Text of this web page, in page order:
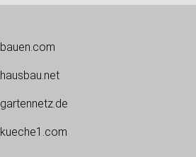
bauen.com
hausbau.net
gartennetz.de
kueche1.com